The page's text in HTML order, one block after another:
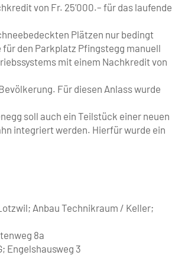
von Fr. 25’000.– für das laufende
Plätzen nur bedingt
den Parkplatz Pfingstegg manuell
mit einem Nachkredit von
Für diesen Anlass wurde
soll auch ein Teilstück einer neuen
integriert werden. Hierfür wurde ein
Anbau Technikraum / Keller;
8a
Engelshausweg 3